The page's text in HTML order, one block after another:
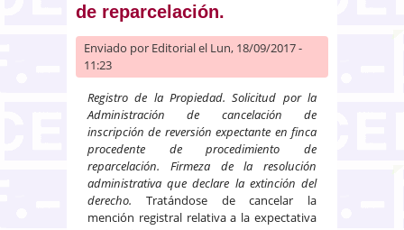
de reparcelación.
Enviado por Editorialel Lun, 18/09/2017 -
11:23
Registro de la Propiedad. Solicitud por la
Administración de cancelación de
inscripción de reversión expectante en finca
procedente de procedimiento de
reparcelación. Firmeza de la resolución
administrativa que declare la extinción del
derecho. Tratándose de cancelar la
mención registral relativa a la expectativa